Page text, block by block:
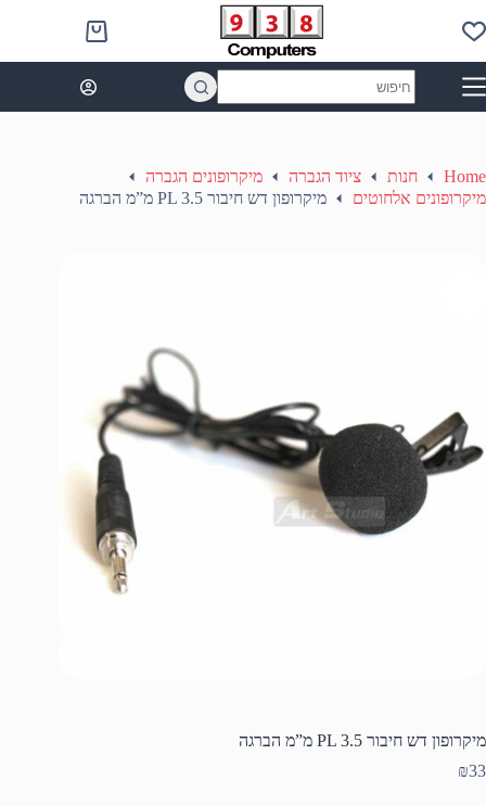
to
content
Shopping
cart
results
Home חנות ציוד הגברה
מיקרופונים הגברה
מיקרופונים אלחוטים
מיקרופון דש חיבור PL 3.5 מ”מ הברגה
מיקרופון דש חיבור PL 3.5 מ”מ הברגה
₪33